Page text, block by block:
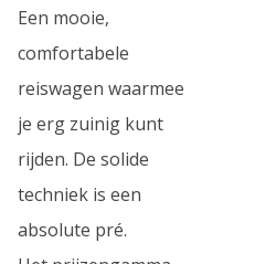
Een mooie,
comfortabele
reiswagen waarmee
je erg zuinig kunt
rijden. De solide
techniek is een
absolute pré.